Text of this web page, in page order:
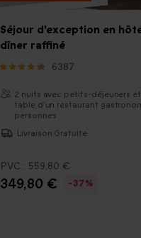
Séjour d'exception en
dîner raffiné
6387
2 nuits avec petits-déjeuners et
table d’un restaurant
personnes
Livraison Gratuite
PVC : 559,80 €
349,80 € -37%